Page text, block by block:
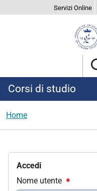
Servizi Online
Corsi di studio
Home
Accedi
Nome utente